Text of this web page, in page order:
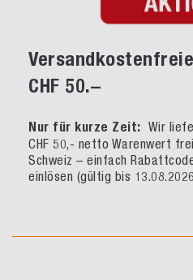
CHF 50.–
Nur für kurze Zeit: Wir
CHF 50,- netto Warenwert
Schweiz – einfach
einlösen (gültig bis